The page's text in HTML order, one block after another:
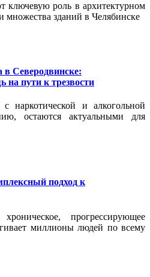
ключевую роль в архитектурном
множества зданий в Челябинске
в Северодвинске:
на пути к трезвости
наркотической и алкогольной
остаются актуальными для
подход к
прогрессирующее
миллионы людей по всему